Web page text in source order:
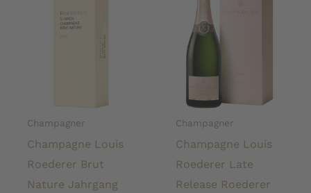
Champagner
Champagne Louis
Roederer Brut
Nature Jahrgang
Champagner
Champagne Louis
Roederer Late
Release Roederer